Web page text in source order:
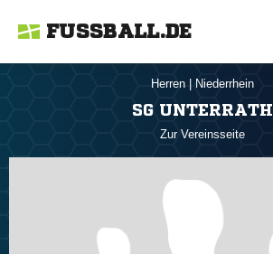
FUSSBALL.DE
Herren Niederrhein
SG UNTERRATH
Zur Vereinsseite